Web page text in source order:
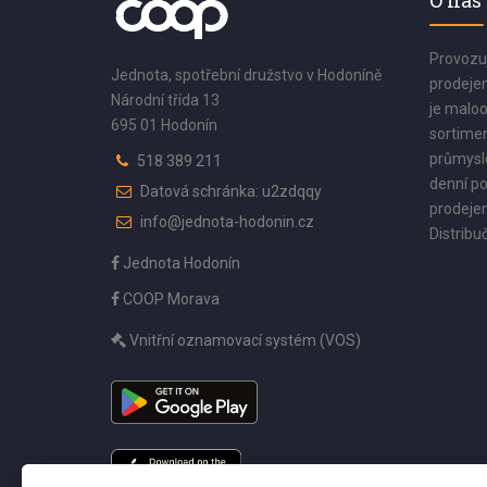
Jednota, spotřební družstvo v Hodoníně
Národní třída 13
695 01 Hodonín
518 389 211
Datová schránka: u2zdqqy
info@jednota-hodonin.cz
Jednota Hodonín
COOP Morava
Vnitřní oznamovací systém (VOS)
je
denní